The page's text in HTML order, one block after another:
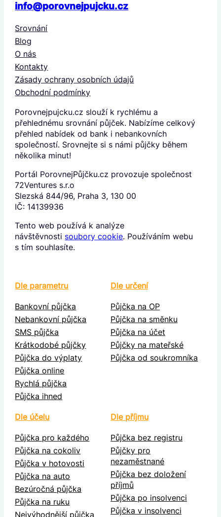
info@porovnejpujcku.cz
Srovnání
Blog
O nás
Kontakty
Zásady ochrany osobních údajů
Obchodní podmínky
Porovnejpujcku.cz slouží k rychlému a
přehlednému srovnání půjček. Nabízíme celkový
přehled nabídek od bank i nebankovních
společností. Srovnejte si s námi půjčky během
několika minut!
Portál PorovnejPůjčku.cz provozuje společnost
72Ventures s.r.o
Slezská 844/96, Praha 3, 130 00
IČ: 14139936
Tento web používá k analýze
návštěvnosti soubory cookie. Používáním webu
s tím souhlasíte.
Dle parametru
Bankovní půjčka
Nebankovní půjčka
SMS půjčka
Krátkodobé půjčky
Půjčka do výplaty
Půjčka online
Rychlá půjčka
Půjčka ihned
Dle určení
Půjčka na OP
Půjčka na směnku
Půjčka na účet
Půjčky na mateřské
Půjčka od soukromníka
Dle účelu
Půjčka pro každého
Půjčka na cokoliv
Půjčka v hotovosti
Půjčka na auto
Bezúročná půjčka
Půjčka na ruku
Nejvýhodnější půjčka
Dle příjmu
Půjčka bez registru
Půjčky pro
nezaměstnané
Půjčka bez doložení
příjmů
Půjčka po insolvenci
Půjčka v insolvenci